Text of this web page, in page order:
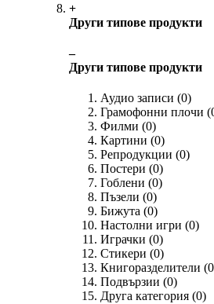
+
Други типове продукти
‒
Други типове продукти
Аудио записи (0)
Грамофонни плочи
Филми (0)
Картини (0)
Репродукции (0)
Постери (0)
Гоблени (0)
Пъзели (0)
Бижута (0)
Настолни игри (0)
Играчки (0)
Стикери (0)
Книгоразделители
Подвързии (0)
Друга категория (0)